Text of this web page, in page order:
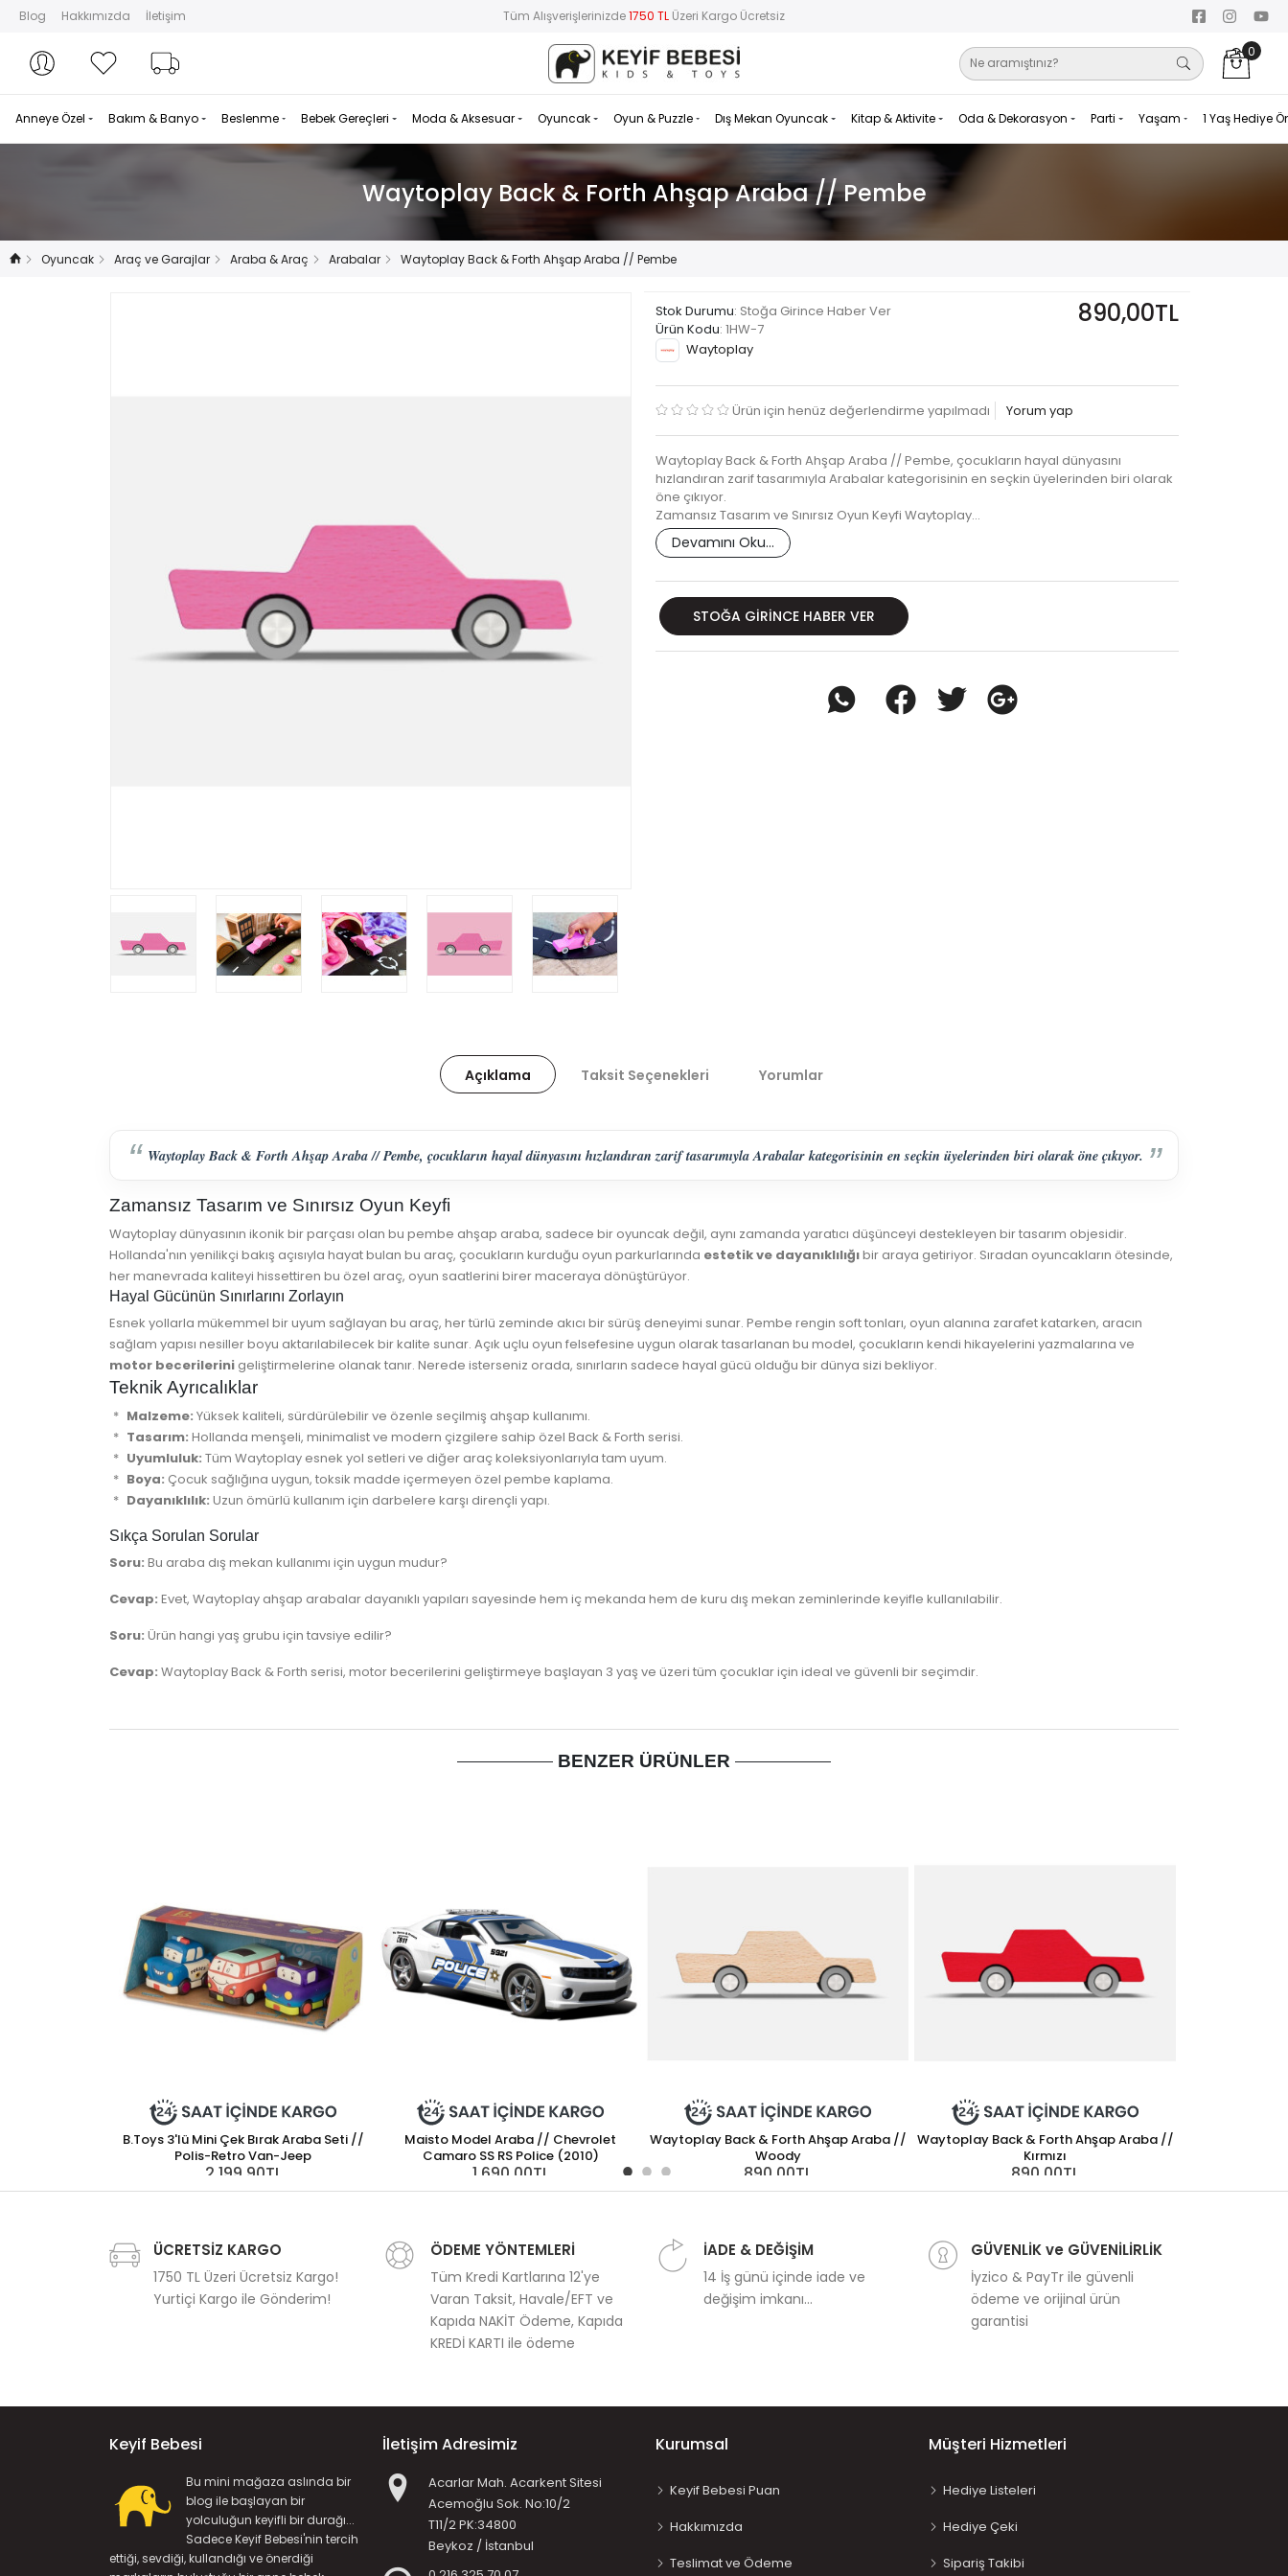
Blog Hakkımızda İletişim Tüm Alışverişlerinizde1750 TL Üzeri Kargo Ücretsiz
Hesabım
Hesabım Favorilerim 0
Anneye Özel Bakım & Banyo Beslenme Bebek Gereçleri Moda & Aksesuar Oyuncak Oyun & Puzzle Dış Mekan Oyuncak Kitap & Aktivite Oda & Dekorasyon Parti Yaşam 1 Yaş Hediye
Waytoplay Back & Forth Ahşap Araba // Pembe
Oyuncak Araç ve Garajlar Araba & Araç Arabalar Waytoplay Back & Forth Ahşap Araba // Pembe
Stok Durumu: Stoğa Girince Haber Ver
Ürün Kodu: 1HW-7
Waytoplay
890,00TL
Ürün için henüz değerlendirme yapılmadı Yorum yap
Waytoplay Back & Forth Ahşap Araba // Pembe, çocukların hayal dünyasını
hızlandıran zarif tasarımıyla Arabalar kategorisinin en seçkin üyelerinden biri olarak
öne çıkıyor.
Zamansız Tasarım ve Sınırsız Oyun Keyfi Waytoplay…
Devamını Oku...
STOĞA GIRINCE HABER VER
Açıklama Taksit Seçenekleri Yorumlar
Waytoplay Back & Forth Ahşap Araba // Pembe, çocukların hayal dünyasını hızlandıran zarif tasarımıyla Arabalar kategorisinin en seçkin üyelerinden biri olarak öne çıkıyor.
Zamansız Tasarım ve Sınırsız Oyun Keyfi
Waytoplay dünyasının ikonik bir parçası olan bu pembe ahşap araba, sadece bir oyuncak değil, aynı zamanda yaratıcı düşünceyi destekleyen bir tasarım objesidir.
Hollanda'nın yenilikçi bakış açısıyla hayat bulan bu araç, çocukların kurduğu oyun parkurlarında estetik ve dayanıklılığıbir araya getiriyor. Sıradan oyuncakların ötesinde,
her manevrada kaliteyi hissettiren bu özel araç, oyun saatlerini birer maceraya dönüştürüyor.
Hayal Gücünün Sınırlarını Zorlayın
Esnek yollarla mükemmel bir uyum sağlayan bu araç, her türlü zeminde akıcı bir sürüş deneyimi sunar. Pembe rengin soft tonları, oyun alanına zarafet katarken, aracın
sağlam yapısı nesiller boyu aktarılabilecek bir kalite sunar. Açık uçlu oyun felsefesine uygun olarak tasarlanan bu model, çocukların kendi hikayelerini yazmalarına ve
motor becerilerini geliştirmelerine olanak tanır. Nerede isterseniz orada, sınırların sadece hayal gücü olduğu bir dünya sizi bekliyor.
Teknik Ayrıcalıklar
Malzeme: Yüksek kaliteli, sürdürülebilir ve özenle seçilmiş ahşap kullanımı.
Tasarım: Hollanda menşeli, minimalist ve modern çizgilere sahip özel Back & Forth serisi.
Uyumluluk: Tüm Waytoplay esnek yol setleri ve diğer araç koleksiyonlarıyla tam uyum.
Boya: Çocuk sağlığına uygun, toksik madde içermeyen özel pembe kaplama.
Dayanıklılık: Uzun ömürlü kullanım için darbelere karşı dirençli yapı.
Sıkça Sorulan Sorular
Soru: Bu araba dış mekan kullanımı için uygun mudur?
Cevap: Evet, Waytoplay ahşap arabalar dayanıklı yapıları sayesinde hem iç mekanda hem de kuru dış mekan zeminlerinde keyifle kullanılabilir.
Soru: Ürün hangi yaş grubu için tavsiye edilir?
Cevap: Waytoplay Back & Forth serisi, motor becerilerini geliştirmeye başlayan 3 yaş ve üzeri tüm çocuklar için ideal ve güvenli bir seçimdir.
BENZER ÜRÜNLER
B.Toys 3'lü Mini Çek Bırak Araba Seti //
Polis-Retro Van-Jeep
2.199,90TL
Maisto Model Araba // Chevrolet
Camaro SS RS Police (2010)
1.690,00TL
Waytoplay Back & Forth Ahşap Araba //
Woody
890,00TL
Waytoplay Back & Forth Ahşap Araba //
Kırmızı
890,00TL
Waytoplay
ÜCRETSİZ KARGO
1750 TL Üzeri Ücretsiz Kargo!
Yurtiçi Kargo ile Gönderim!
ÖDEME YÖNTEMLERİ
Tüm Kredi Kartlarına 12'ye
Varan Taksit, Havale/EFT ve
Kapıda NAKİT Ödeme, Kapıda
KREDİ KARTI ile ödeme
İADE & DEĞİŞİM
14 İş günü içinde iade ve
değişim imkanı...
GÜVENLİK ve GÜVENİLİRLİK
İyzico & PayTr ile güvenli
ödeme ve orijinal ürün
garantisi
Keyif Bebesi
Bu mini mağaza aslında bir
blog ile başlayan bir
yolculuğun keyifli bir durağı...
Sadece Keyif Bebesi'nin tercih
ettiği, sevdiği, kullandığı ve önerdiği
İletişim Adresimiz
Acarlar Mah. Acarkent Sitesi
Acemoğlu Sok. No:10/2
T11/2 PK:34800
Beykoz / İstanbul
Kurumsal
Keyif Bebesi Puan
Hakkımızda
Teslimat ve Ödeme
Müşteri Hizmetleri
Hediye Listeleri
Hediye Çeki
Sipariş Takibi